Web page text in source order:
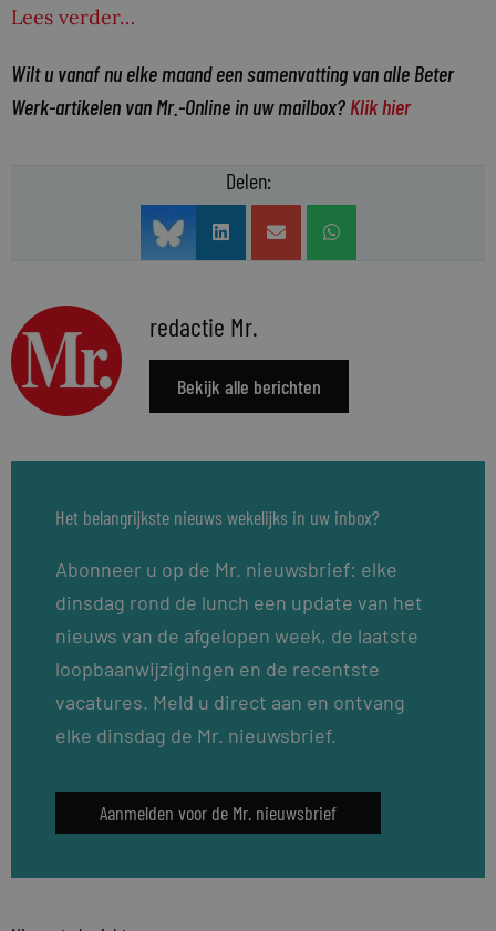
Lees verder…
Wilt u vanaf nu elke maand een samenvatting van alle Beter
Werk-artikelen van Mr.-Online in uw mailbox? Klik hier
Delen:
redactie Mr.
Bekijk alle berichten
Het belangrijkste nieuws wekelijks in uw inbox?
Abonneer u op de Mr. nieuwsbrief: elke
dinsdag rond de lunch een update van het
nieuws van de afgelopen week, de laatste
loopbaanwijzigingen en de recentste
vacatures. Meld u direct aan en ontvang
elke dinsdag de Mr. nieuwsbrief.
Aanmelden voor de Mr. nieuwsbrief